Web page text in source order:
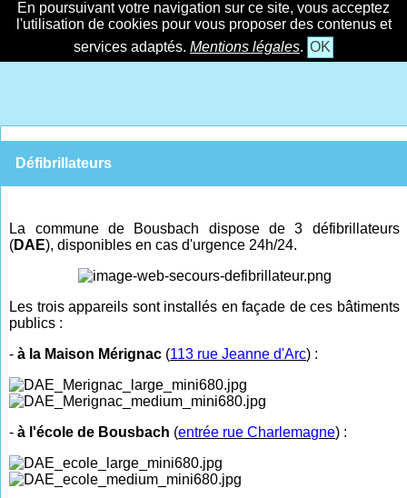
En poursuivant votre navigation sur ce site, vous acceptez
l'utilisation de cookies pour vous proposer des contenus et
services adaptés. Mentions légales. OK
Défibrillateurs
La commune de Bousbach dispose de 3 défibrillateurs
(DAE), disponibles en cas d'urgence 24h/24.
Les trois appareils sont installés en façade de ces bâtiments
publics :
-à la Maison Mérignac (113 rue Jeanne d'Arc) :
-à l'école de Bousbach (entrée rue Charlemagne) :